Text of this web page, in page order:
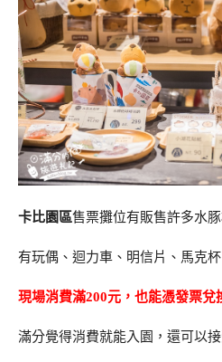
卡比園區售票攤位有販售許多水
有玩偶、迴力車、明信片、馬克
現場消費滿200元，也能憑發票兌
滿分覺得消費就能入園，還可以